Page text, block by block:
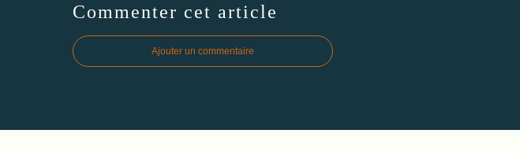
Commenter cet article
Ajouter un commentaire